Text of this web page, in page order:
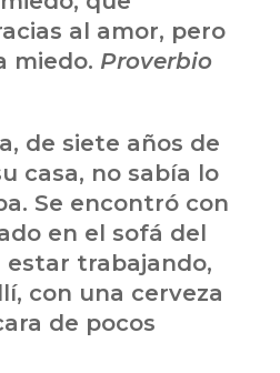
al amor, pero
miedo. Proverbio
de siete años de
casa, no sabía lo
Se encontró con
en el sofá del
estar trabajando,
con una cerveza
de pocos